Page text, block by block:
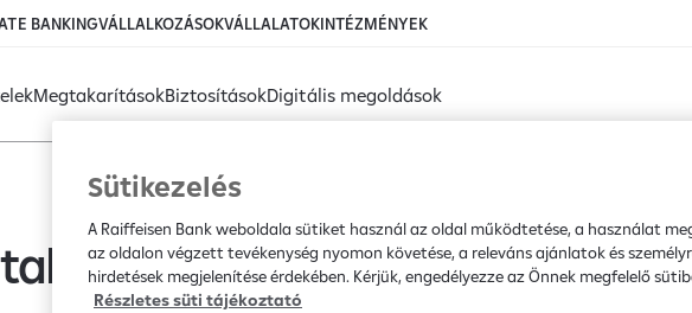
BANKINGVÁLLALKOZÁSOKVÁLLALATOKINTÉZMÉNYEK
MegtakarításokBiztosításokDigitális megoldások
BANK
Management tájékoztatása
Sütikezelés
A Raiffeisen Bank weboldala sütiket használ az oldal működtetése, a használat
az oldalon végzett tevékenység nyomon követése, a releváns ajánlatok és
hirdetések megjelenítése érdekében. Kérjük, engedélyezze az Önnek megfelelő
Részletes süti tájékoztató